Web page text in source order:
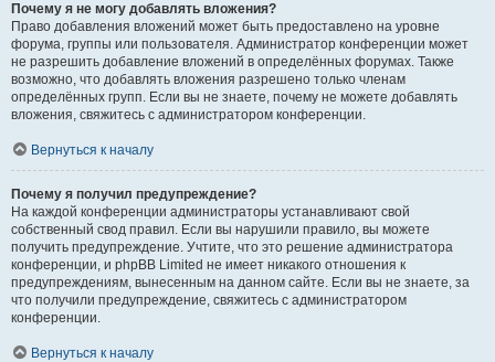
Почему я не могу добавлять вложения?
Право добавления вложений может быть предоставлено на уровне
форума, группы или пользователя. Администратор конференции может
не разрешить добавление вложений в определённых форумах. Также
возможно, что добавлять вложения разрешено только членам
определённых групп. Если вы не знаете, почему не можете добавлять
вложения, свяжитесь с администратором конференции.
Вернуться к началу
Почему я получил предупреждение?
На каждой конференции администраторы устанавливают свой
собственный свод правил. Если вы нарушили правило, вы можете
получить предупреждение. Учтите, что это решение администратора
конференции, и phpBB Limited не имеет никакого отношения к
предупреждениям, вынесенным на данном сайте. Если вы не знаете, за
что получили предупреждение, свяжитесь с администратором
конференции.
Вернуться к началу